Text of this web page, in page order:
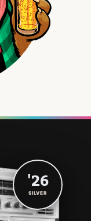
'26
SILVER